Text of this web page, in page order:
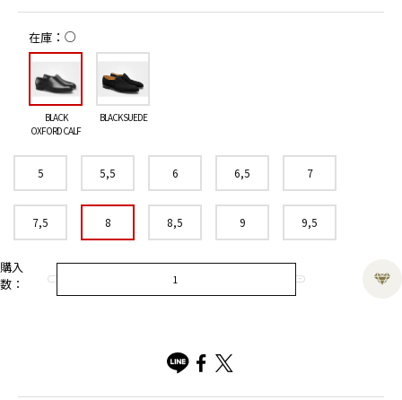
在庫 ○
BLACK
OXFORD CALF
BLACK SUEDE
5 5,5 6 6,5 7
7,5 8 8,5 9 9,5
購入
数：